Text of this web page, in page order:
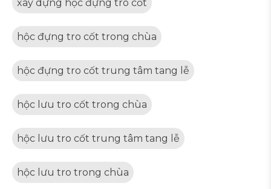
xây dựng hộc đựng tro cốt
hộc đựng tro cốt trong chùa
hộc đựng tro cốt trung tâm tang lễ
hộc lưu tro cốt trong chùa
hộc lưu tro cốt trung tâm tang lễ
hộc lưu tro trong chùa